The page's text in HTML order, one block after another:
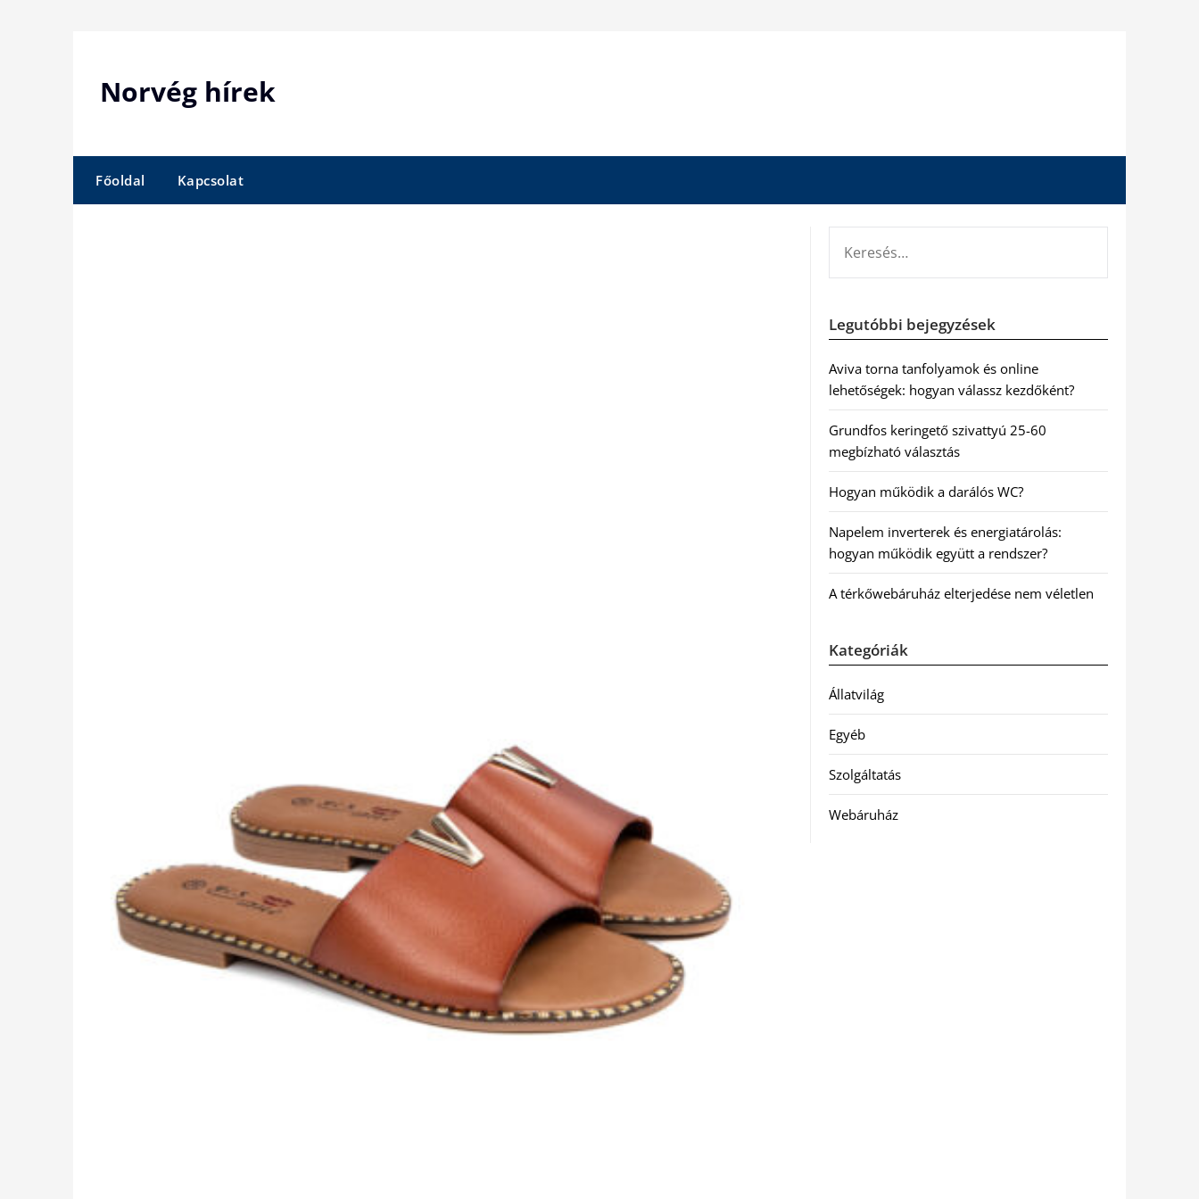
Norvég hírek
Főoldal Kapcsolat
Legutóbbi bejegyzések
Aviva torna tanfolyamok és online
lehetőségek: hogyan válassz kezdőként?
Grundfos keringető szivattyú 25-60
megbízható választás
Hogyan működik a darálós WC?
Napelem inverterek és energiatárolás:
hogyan működik együtt a rendszer?
A térkőwebáruház elterjedése nem véletlen
Kategóriák
Állatvilág
Egyéb
Szolgáltatás
Webáruház